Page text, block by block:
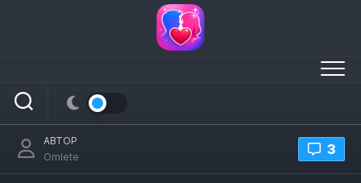
Почему тебе не отвечают?
3
АВТОР
Omlete